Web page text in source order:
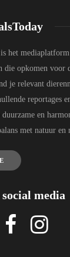
het
die opkomen
je relevant
reportages
duurzame en
met natuur en
media